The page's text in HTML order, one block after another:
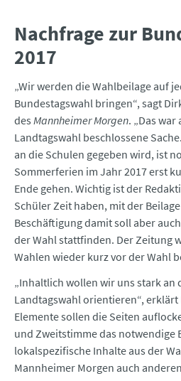
Nachfrage zur
2017
„Wir werden die Wahlbeilage auf
Bundestagswahl bringen“, sagt
des Mannheimer Morgen. „Das
Landtagswahl beschlossene
an die Schulen gegeben wird, ist
Sommerferien im Jahr 2017 erst
Ende gehen. Wichtig ist der
Schüler Zeit haben, mit der
Beschäftigung damit soll aber
der Wahl stattfinden. Der Zeitung
Wahlen wieder kurz vor der Wahl
„Inhaltlich wollen wir uns stark an
Landtagswahl orientieren“, erklärt
Elemente sollen die Seiten
und Zweitstimme das notwendige
lokalspezifische Inhalte aus der
Mannheimer Morgen auch